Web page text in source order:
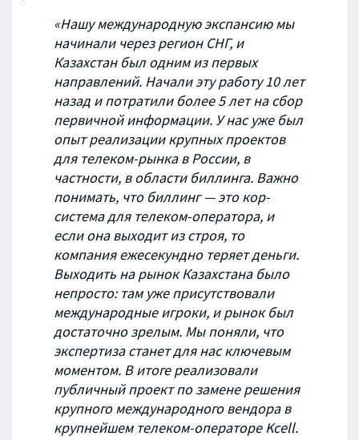
«Нашу международную экспансию мы
начинали через регион СНГ, и
Казахстан был одним из первых
направлений. Начали эту работу 10 лет
назад и потратили более 5 лет на сбор
первичной информации. У нас уже был
опыт реализации крупных проектов
для телеком-рынка в России, в
частности, в области биллинга. Важно
понимать, что биллинг — это кор-
система для телеком-оператора, и
если она выходит из строя, то
компания ежесекундно теряет деньги.
Выходить на рынок Казахстана было
непросто: там уже присутствовали
международные игроки, и рынок был
достаточно зрелым. Мы поняли, что
экспертиза станет для нас ключевым
моментом. В итоге реализовали
публичный проект по замене решения
крупного международного вендора в
крупнейшем телеком-операторе Kcell.